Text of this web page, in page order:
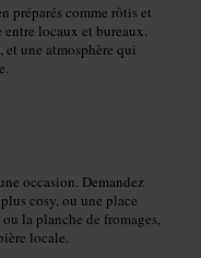
préparés comme rôtis et
locaux et bureaux.
et une atmosphère qui
occasion. Demandez
cosy, ou une place
la planche de fromages,
locale.